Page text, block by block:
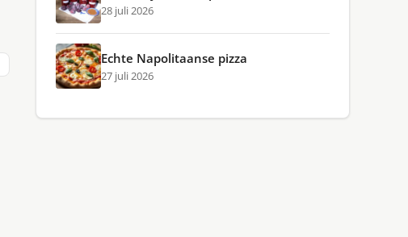
28 juli 2026
Echte Napolitaanse pizza
27 juli 2026